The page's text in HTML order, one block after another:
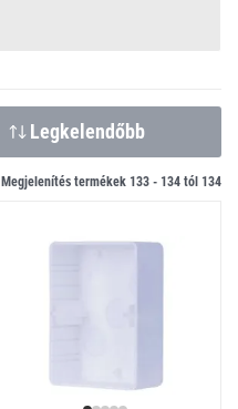
Legkelendőbb
Megjelenítés termékek 133 - 134 tól 134